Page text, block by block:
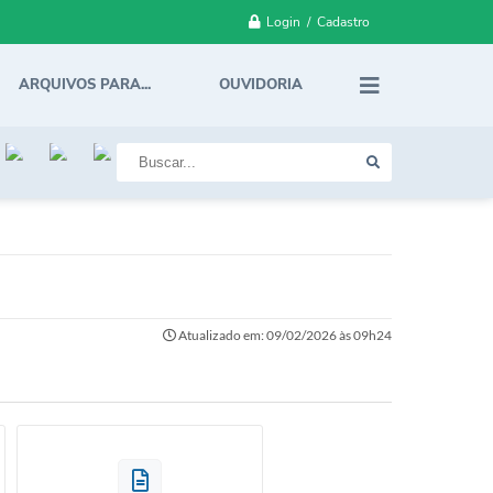
Login / Cadastro
ARQUIVOS PARA... OUVIDORIA
Atualizado em: 09/02/2026 às 09h24